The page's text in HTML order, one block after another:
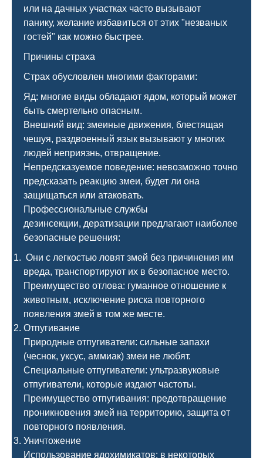
или на дачных участках часто вызывают
панику, желание избавиться от этих "незваных
гостей" как можно быстрее.
Причины страха
Страх обусловлен многими факторами:
Яд: многие виды обладают ядом, который может
быть смертельно опасным.
Внешний вид: змеиные движения, блестящая
чешуя, раздвоенный язык вызывают у многих
людей неприязнь, отвращение.
Непредсказуемое поведение: невозможно точно
предсказать реакцию змеи, будет ли она
защищаться или атаковать.
Профессиональные службы
дезинсекции, дератизации предлагают наиболее
безопасные решения:
Они с легкостью ловят змей без причинения им
вреда, транспортируют их в безопасное место.
Преимущество отлова: гуманное отношение к
животным, исключение риска повторного
появления змей в том же месте.
Отпугивание
Природные отпугиватели: сильные запахи
(чеснок, уксус, аммиак) змеи не любят.
Специальные отпугиватели: ультразвуковые
отпугиватели, которые издают частоты.
Преимущество отпугивания: предотвращение
проникновения змей на территорию, защита от
повторного появления.
Уничтожение
Использование ядохимикатов: в некоторых